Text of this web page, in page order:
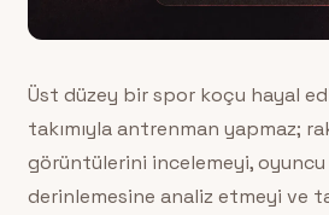
Üst düzey bir spor koçu hayal
takımıyla antrenman yapmaz;
görüntülerini incelemeyi,
derinlemesine analiz etmeyi ve